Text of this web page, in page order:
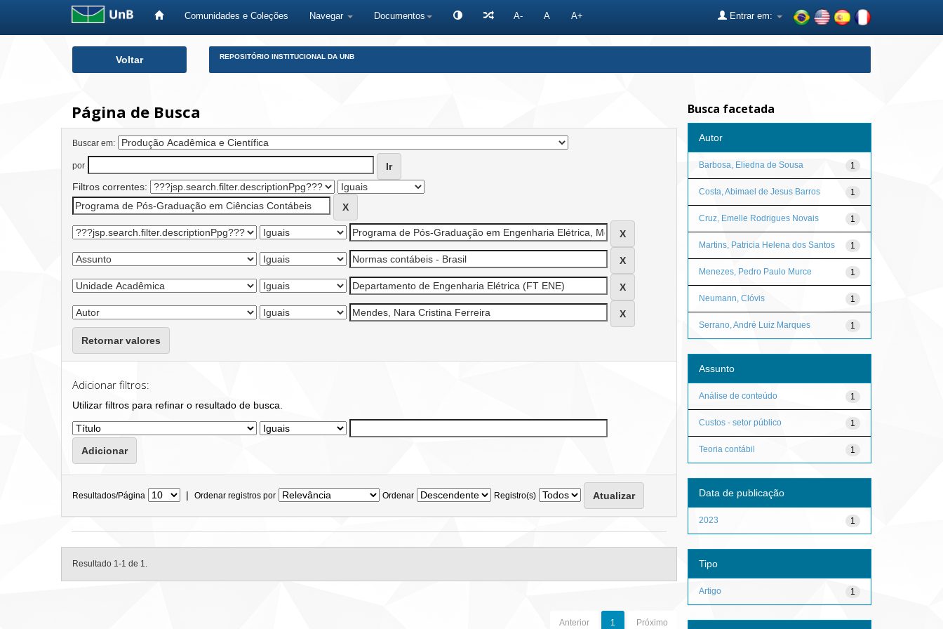
Comunidades e Coleções Navegar Documentos A- A A+ Entrar em:
Voltar REPOSITÓRIO INSTITUCIONAL DA UNB
Página de Busca
Buscar em:
por
Filtros correntes:
Retornar valores
Adicionar filtros:
Utilizar filtros para refinar o resultado de busca.
Resultados/Página | Ordenar registros por Ordenar Registro(s)
Resultado 1-1 de 1.
Anterior 1 Próximo
Busca facetada
Autor
1
Barbosa, Eliedna de Sousa
1
Costa, Abimael de Jesus Barros
1
Cruz, Emelle Rodrigues Novais
1
Martins, Patricia Helena dos Santos
1
Menezes, Pedro Paulo Murce
1
Neumann, Clóvis
1
Serrano, André Luiz Marques
Assunto
1
Análise de conteúdo
1
Custos - setor público
1
Teoria contábil
Data de publicação
1
2023
Tipo
1
Artigo